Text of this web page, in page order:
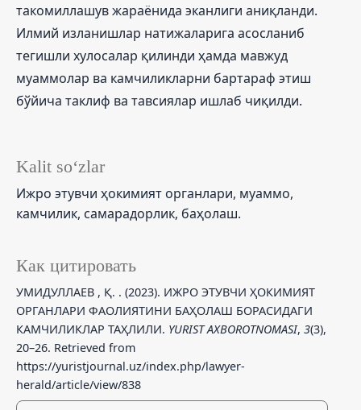
Kalit so‘zlar
Ижро этувчи ҳокимият органлари, муаммо,
камчилик, самарадорлик, баҳолаш.
Как цитировать
УМИДУЛЛАЕВ , Қ. . (2023). ИЖРО ЭТУВЧИ ҲОКИМИЯТ
ОРГАНЛАРИ ФАОЛИЯТИНИ БАҲОЛАШ БОРАСИДАГИ
КАМЧИЛИКЛАР ТАҲЛИЛИ. YURIST AXBOROTNOMASI, 3(3),
20–26. Retrieved from
https://yuristjournal.uz/index.php/lawyer-
herald/article/view/838
такомиллашув жараёнида эканлиги аниқланди.
Илмий изланишлар натижаларига асосланиб
тегишли хулосалар қилинди ҳамда мавжуд
муаммолар ва камчиликларни бартараф этиш
бўйича таклиф ва тавсиялар ишлаб чиқилди.